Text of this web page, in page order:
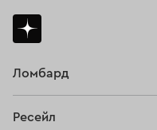
Ломбард
Ресейл